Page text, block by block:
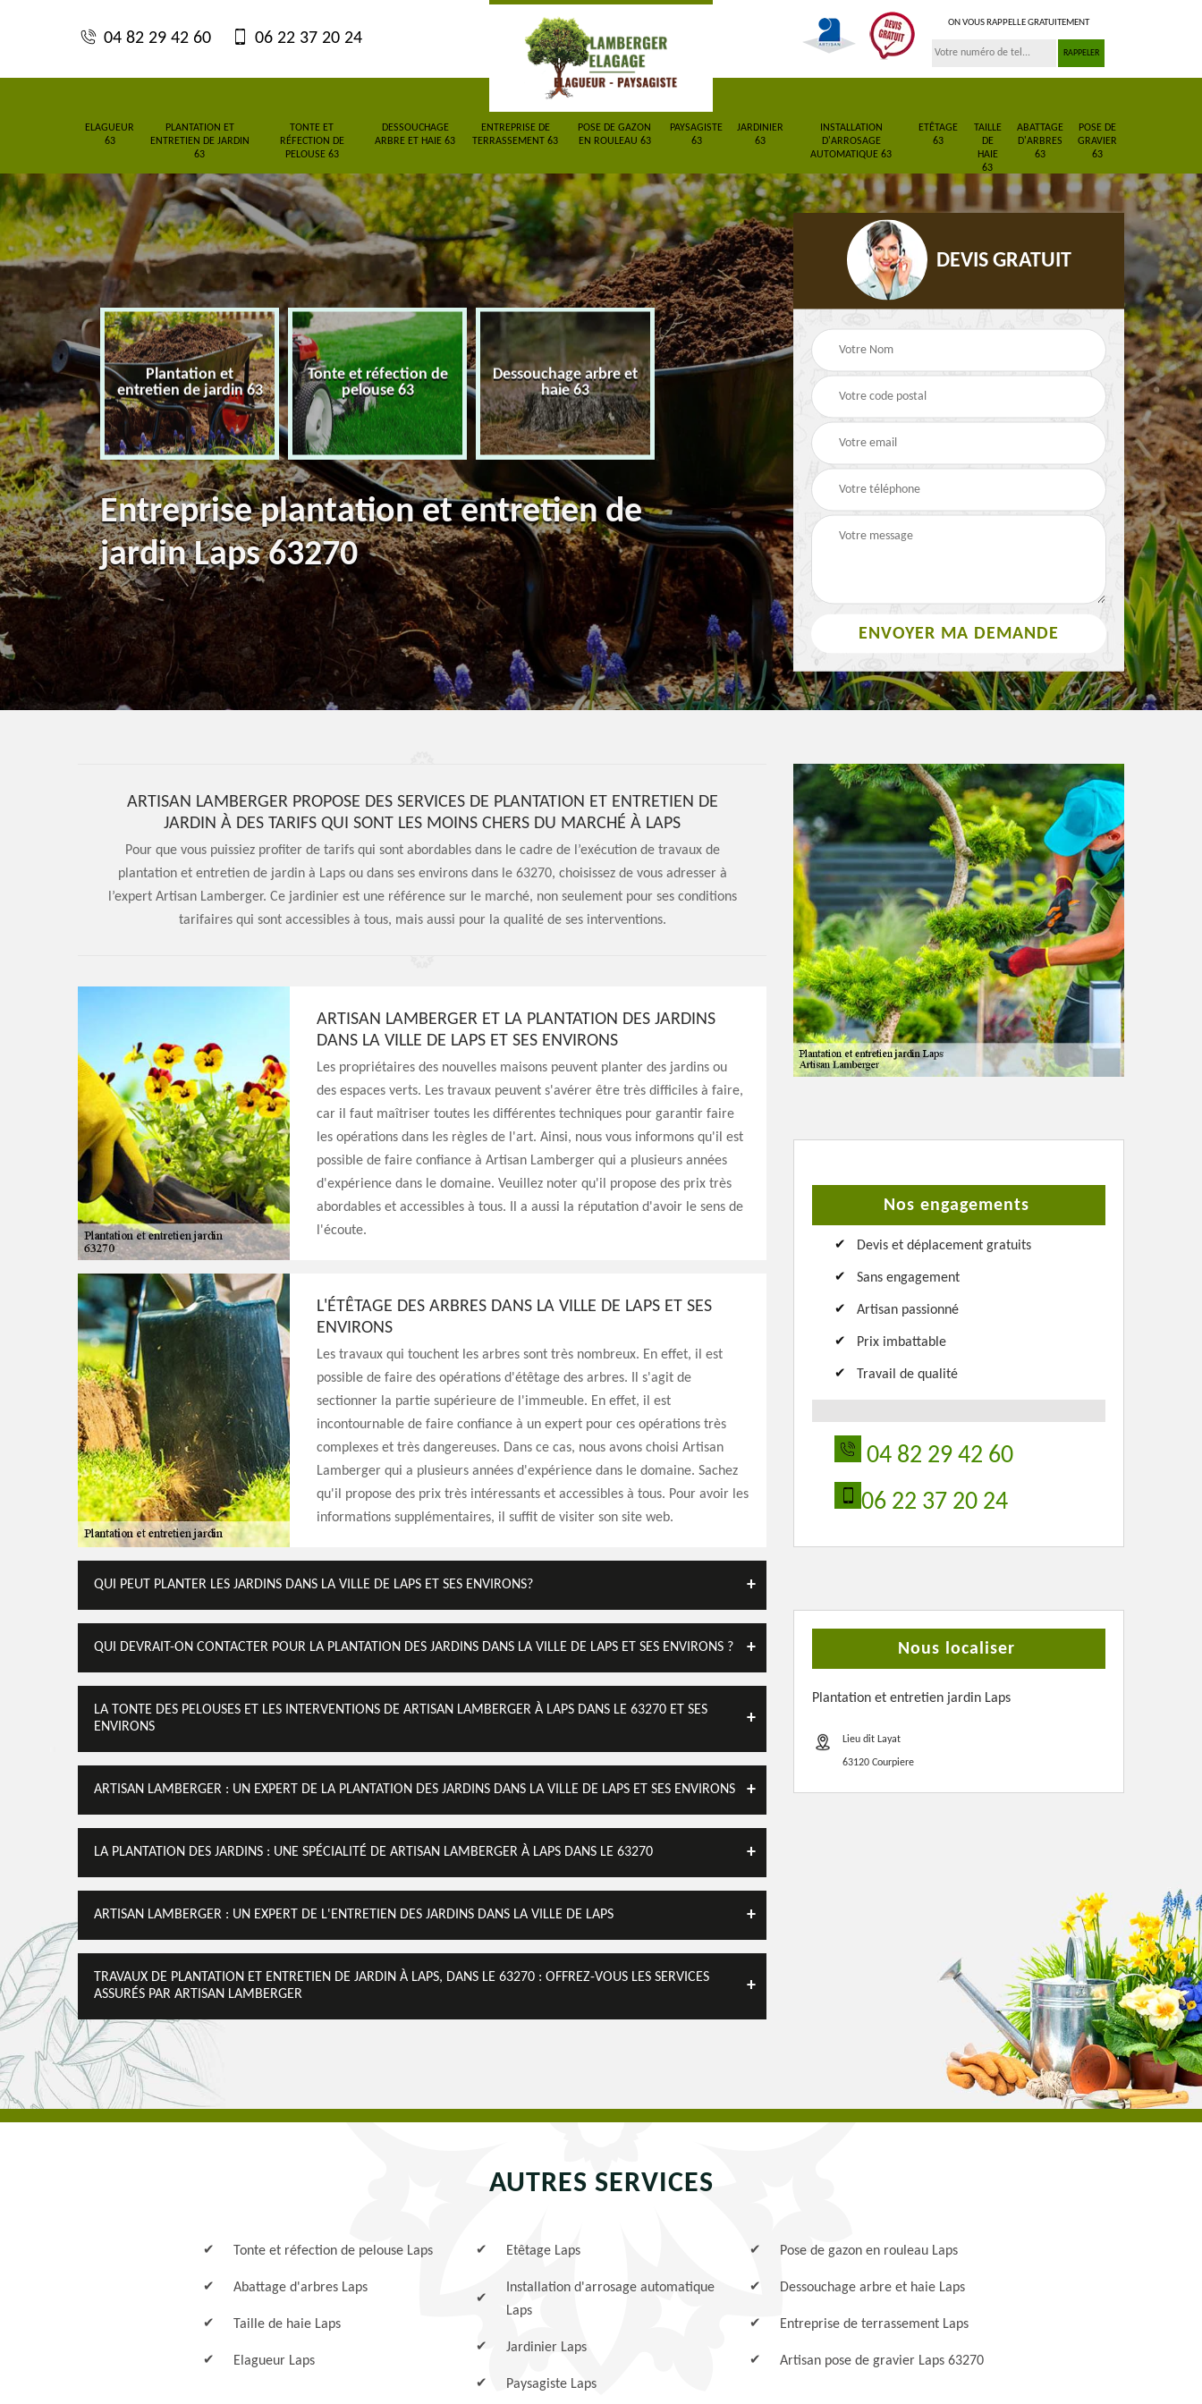
04 82 29 42 60 06 22 37 20 24
ON VOUS RAPPELLE GRATUITEMENT
ELAGUEUR
63
PLANTATION ET
ENTRETIEN DE JARDIN
63
TONTE ET
RÉFECTION DE
PELOUSE 63
DESSOUCHAGE
ARBRE ET HAIE 63
ENTREPRISE DE
TERRASSEMENT 63
POSE DE GAZON
EN ROULEAU 63
PAYSAGISTE
63
JARDINIER
63
INSTALLATION
D'ARROSAGE
AUTOMATIQUE 63
ETÊTAGE
63
TAILLE
DE
HAIE
63
ABATTAGE
D'ARBRES
63
POSE DE
GRAVIER
63
63
Plantation et
entretien de jardin 63
Tonte et réfection de
pelouse 63
Dessouchage arbre et
haie 63
Entreprise de
Pose de gazon en
rouleau 63
Paysagiste 63
Entreprise plantation et entretien de
jardin Laps 63270
DEVIS GRATUIT
ARTISAN LAMBERGER PROPOSE DES SERVICES DE PLANTATION ET ENTRETIEN DE
JARDIN À DES TARIFS QUI SONT LES MOINS CHERS DU MARCHÉ À LAPS
Pour que vous puissiez profiter de tarifs qui sont abordables dans le cadre de l’exécution de travaux de
plantation et entretien de jardin à Laps ou dans ses environs dans le 63270, choisissez de vous adresser à
l’expert Artisan Lamberger. Ce jardinier est une référence sur le marché, non seulement pour ses conditions
tarifaires qui sont accessibles à tous, mais aussi pour la qualité de ses interventions.
ARTISAN LAMBERGER ET LA PLANTATION DES JARDINS
DANS LA VILLE DE LAPS ET SES ENVIRONS
Les propriétaires des nouvelles maisons peuvent planter des jardins ou
des espaces verts. Les travaux peuvent s'avérer être très difficiles à faire,
car il faut maîtriser toutes les différentes techniques pour garantir faire
les opérations dans les règles de l'art. Ainsi, nous vous informons qu'il est
possible de faire confiance à Artisan Lamberger qui a plusieurs années
d'expérience dans le domaine. Veuillez noter qu'il propose des prix très
abordables et accessibles à tous. Il a aussi la réputation d'avoir le sens de
l'écoute.
L'ÉTÊTAGE DES ARBRES DANS LA VILLE DE LAPS ET SES
ENVIRONS
Les travaux qui touchent les arbres sont très nombreux. En effet, il est
possible de faire des opérations d'étêtage des arbres. Il s'agit de
sectionner la partie supérieure de l'immeuble. En effet, il est
incontournable de faire confiance à un expert pour ces opérations très
complexes et très dangereuses. Dans ce cas, nous avons choisi Artisan
Lamberger qui a plusieurs années d'expérience dans le domaine. Sachez
qu'il propose des prix très intéressants et accessibles à tous. Pour avoir les
informations supplémentaires, il suffit de visiter son site web.
QUI PEUT PLANTER LES JARDINS DANS LA VILLE DE LAPS ET SES ENVIRONS?
QUI DEVRAIT-ON CONTACTER POUR LA PLANTATION DES JARDINS DANS LA VILLE DE LAPS ET SES ENVIRONS ?
LA TONTE DES PELOUSES ET LES INTERVENTIONS DE ARTISAN LAMBERGER À LAPS DANS LE 63270 ET SES
ENVIRONS
ARTISAN LAMBERGER : UN EXPERT DE LA PLANTATION DES JARDINS DANS LA VILLE DE LAPS ET SES ENVIRONS
LA PLANTATION DES JARDINS : UNE SPÉCIALITÉ DE ARTISAN LAMBERGER À LAPS DANS LE 63270
ARTISAN LAMBERGER : UN EXPERT DE L'ENTRETIEN DES JARDINS DANS LA VILLE DE LAPS
TRAVAUX DE PLANTATION ET ENTRETIEN DE JARDIN À LAPS, DANS LE 63270 : OFFREZ-VOUS LES SERVICES
ASSURÉS PAR ARTISAN LAMBERGER
Nos engagements
Devis et déplacement gratuits
Sans engagement
Artisan passionné
Prix imbattable
Travail de qualité
04 82 29 42 60
06 22 37 20 24
Nous localiser
Plantation et entretien jardin Laps
Lieu dit Layat
63120 Courpiere
AUTRES SERVICES
Tonte et réfection de pelouse Laps
Abattage d'arbres Laps
Taille de haie Laps
Elagueur Laps
Etêtage Laps
Installation d'arrosage automatique
Laps
Jardinier Laps
Paysagiste Laps
Pose de gazon en rouleau Laps
Dessouchage arbre et haie Laps
Entreprise de terrassement Laps
Artisan pose de gravier Laps 63270